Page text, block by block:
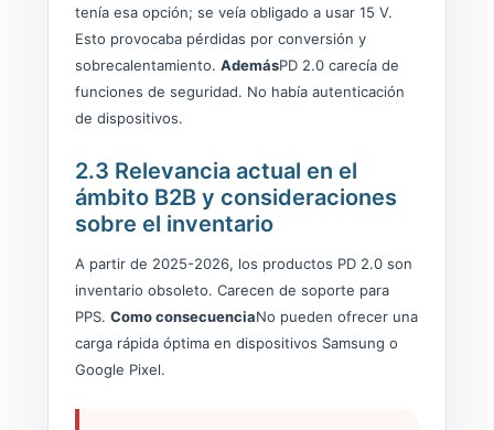
tenía esa opción; se veía obligado a usar 15 V.
Esto provocaba pérdidas por conversión y
sobrecalentamiento. AdemásPD 2.0 carecía de
funciones de seguridad. No había autenticación
de dispositivos.
2.3 Relevancia actual en el
ámbito B2B y consideraciones
sobre el inventario
A partir de 2025-2026, los productos PD 2.0 son
inventario obsoleto. Carecen de soporte para
PPS. Como consecuenciaNo pueden ofrecer una
carga rápida óptima en dispositivos Samsung o
Google Pixel.